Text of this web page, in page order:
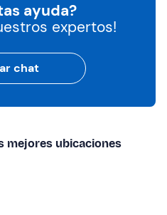
ayuda?
expertos!
chat
mejores ubicaciones